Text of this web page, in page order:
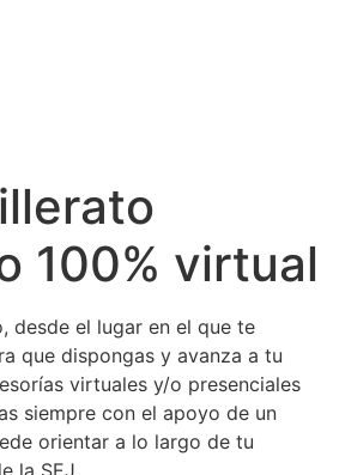
100% virtual
desde el lugar en el que te
que dispongas y avanza a tu
virtuales y/o presenciales
siempre con el apoyo de un
orientar a lo largo de tu